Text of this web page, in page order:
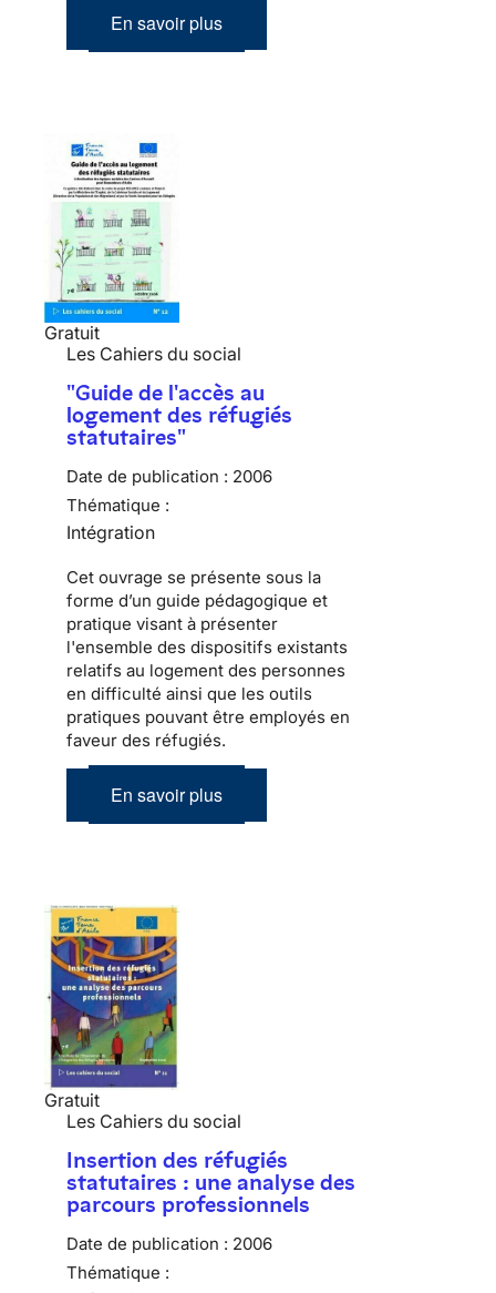
En savoir plus
Gratuit
Les Cahiers du social
"Guide de l'accès au
logement des réfugiés
statutaires"
Date de publication : 2006
Thématique :
Intégration
Cet ouvrage se présente sous la
forme d’un guide pédagogique et
pratique visant à présenter
l'ensemble des dispositifs existants
relatifs au logement des personnes
en difficulté ainsi que les outils
pratiques pouvant être employés en
faveur des réfugiés.
En savoir plus
Gratuit
Les Cahiers du social
Insertion des réfugiés
statutaires : une analyse des
parcours professionnels
Date de publication : 2006
Thématique :